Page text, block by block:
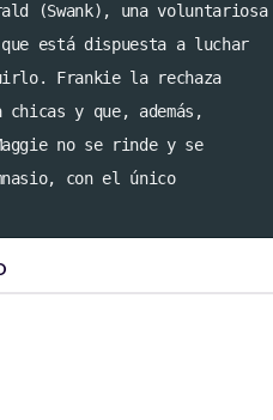
(Swank), una voluntariosa
está dispuesta a luchar
Frankie la rechaza
chicas y que, además,
no se rinde y se
con el único